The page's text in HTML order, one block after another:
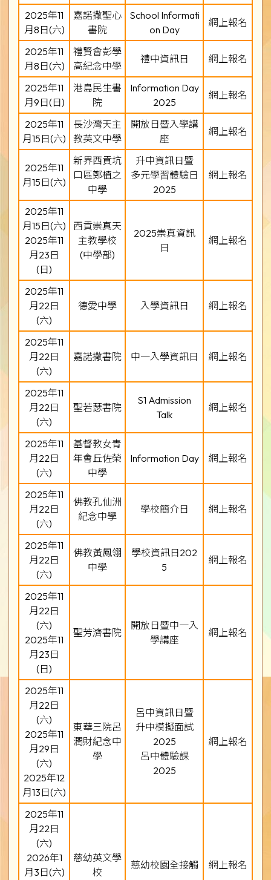
2025年11
月8日(六)
嘉諾撒聖心
書院
School Informati
on Day
網上報名
2025年11
月8日(六)
禮賢會彭學
高紀念中學
禮中資訊日 網上報名
2025年11
月9日(日)
港島民生書
院
Information Day
2025
網上報名
2025年11
月15日(六)
長沙灣天主
教英文中學
開放日暨入學講
座
網上報名
2025年11
月15日(六)
新界西貢坑
口區鄭植之
中學
升中資訊日暨
多元學習體驗日
2025
網上報名
2025年11
月15日(六)
2025年11
月23日
(日)
西貢崇真天
主教學校
(中學部)
2025崇真資訊
日
網上報名
2025年11
月22日
(六)
德愛中學 入學資訊日 網上報名
2025年11
月22日
(六)
嘉諾撒書院 中一入學資訊日 網上報名
2025年11
月22日
(六)
聖若瑟書院
S1 Admission
Talk
網上報名
2025年11
月22日
(六)
基督教女青
年會丘佐榮
中學
Information Day 網上報名
2025年11
月22日
(六)
佛教孔仙洲
紀念中學
學校簡介日 網上報名
2025年11
月22日
(六)
佛教黃鳳翎
中學
學校資訊日202
5
網上報名
2025年11
月22日
(六)
2025年11
月23日
(日)
聖芳濟書院
開放日暨中一入
學講座
網上報名
2025年11
月22日
(六)
2025年11
月29日
(六)
2025年12
月13日(六)
東華三院呂
潤財紀念中
學
呂中資訊日暨
升中模擬面試
2025
呂中體驗課
2025
網上報名
2025年11
月22日
(六)
2026年1
月3日(六)
慈幼英文學
校
慈幼校園全接觸 網上報名